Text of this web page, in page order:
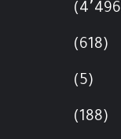
(618)
(5)
(188)